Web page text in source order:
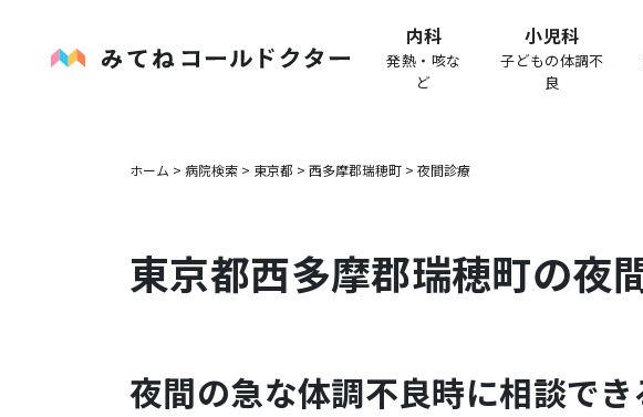
内科
発熱・咳な
ど
小児科
子どもの体調不
良
ホーム > 病院検索 > 東京都 > 西多摩郡瑞穂町 > 夜間診療
東京都西多摩郡瑞穂町の夜
夜間の急な体調不良時に相談で